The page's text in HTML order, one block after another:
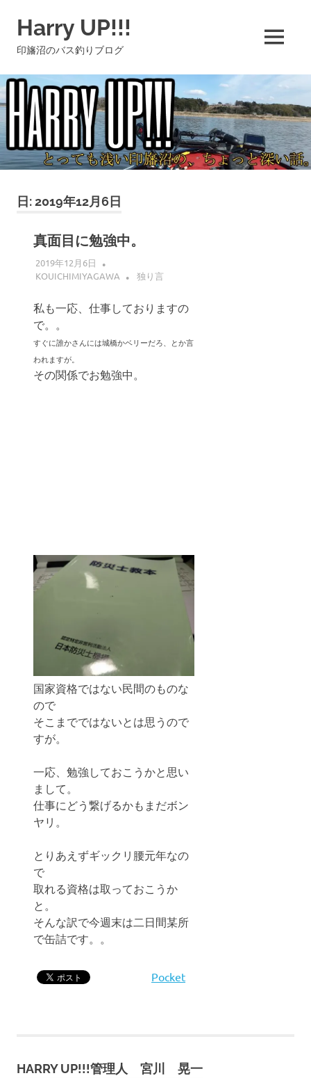
ツ
へ
ス
キ
ッ
プ
Harry UP!!!
印旛沼のバス釣りブログ MENU
日:2019年12月6日
真面目に勉強中。
2019年12月6日
KOUICHIMIYAGAWA
独り言
私も一応、仕事しておりますの
で。。
すぐに誰かさんには城橋かベリーだろ、とか言
われますが。
その関係でお勉強中。
国家資格ではない民間のものな
ので
そこまでではないとは思うので
すが。
一応、勉強しておこうかと思い
まして。
仕事にどう繋げるかもまだボン
ヤリ。
とりあえずギックリ腰元年なの
で
取れる資格は取っておこうか
と。
そんな訳で今週末は二日間某所
で缶詰です。。
Pocket
HARRY UP!!!管理人 宮川 晃一